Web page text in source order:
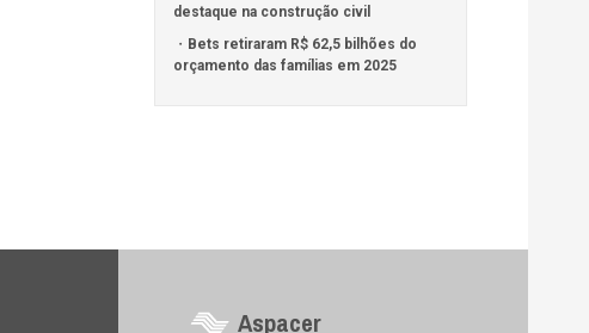
destaque na construção civil
Bets retiraram R$ 62,5 bilhões do
orçamento das famílias em 2025
Aspacer